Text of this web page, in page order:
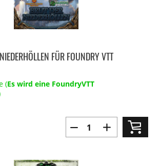
FÜR FOUNDRY VTT
(Es wird eine FoundryVTT